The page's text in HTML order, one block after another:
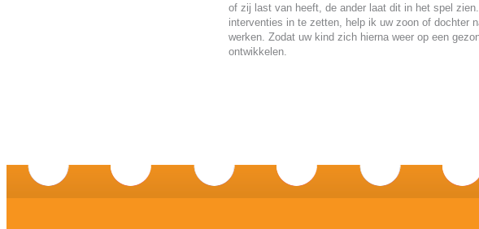
of zij last van heeft, de ander laat dit in het spel
interventies in te zetten, help ik uw zoon of dochter
werken. Zodat uw kind zich hierna weer op een
ontwikkelen.